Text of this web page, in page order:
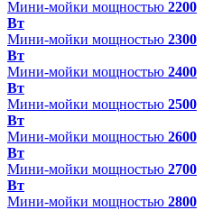
Мини-мойки мощностью 2200
Вт
Мини-мойки мощностью 2300
Вт
Мини-мойки мощностью 2400
Вт
Мини-мойки мощностью 2500
Вт
Мини-мойки мощностью 2600
Вт
Мини-мойки мощностью 2700
Вт
Мини-мойки мощностью 2800